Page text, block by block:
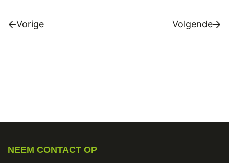
Vorige Volgende
NEEM CONTACT OP